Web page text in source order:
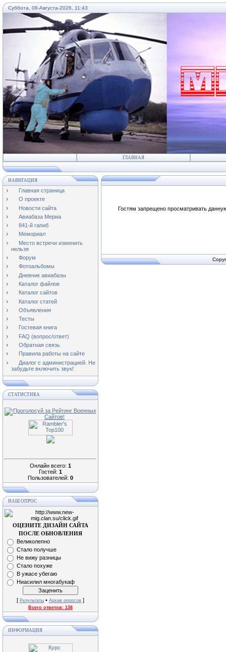
Суббота, 08-Августа-2026, 11:43
...
ГЛАВНАЯ
НАВИГАЦИЯ
Главная страница
О проекте
Новости сайта
Авиабаза Мериа
841-й гапиб
Мемориал
Место встречи изменить
нельзя
Форум
Фотоальбомы
Дневник авиабазы
Каталог файлов
Каталог сайтов
Каталог статей
Объявления
Тесты
Гостевая книга
FAQ (вопрос/ответ)
Обратная связь
Правила работы на сайте
Диалог с администрацией. Не
забудьте включить звук!
СТАТИСТИКА
Онлайн всего: 1
Гостей: 1
Пользователей: 0
НАШ ОПРОС
ОЦЕНИТЕ ДИЗАЙН САЙТА
ПОСЛЕ ОБНОВЛЕНИЯ
Великолепно
Стало получше
Не вижу разницы
Стало похуже
В ужасе убегаю
Ниасилил многабукаф
[ Результаты • Архив опросов ]
Всего ответов: 138
ИНФОРМАЦИЯ
Гостям запрещено просматривать